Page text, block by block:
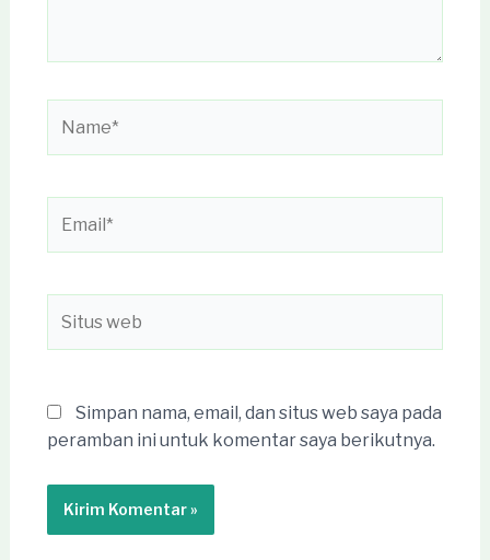
web
Simpan nama, email, dan situs web saya pada
peramban ini untuk komentar saya berikutnya.